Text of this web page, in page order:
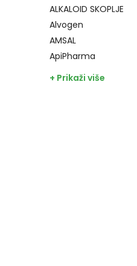
ALKALOID SKOPLJE
Alvogen
AMSAL
ApiPharma
+ Prikaži više